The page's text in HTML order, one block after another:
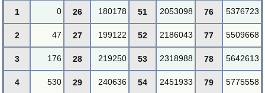
1 0 26 180178 51 2053098 76 5376723
2 47 27 199122 52 2186043 77 5509668
3 176 28 219250 53 2318988 78 5642613
4 530 29 240636 54 2451933 79 5775558